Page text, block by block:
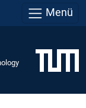
Menü